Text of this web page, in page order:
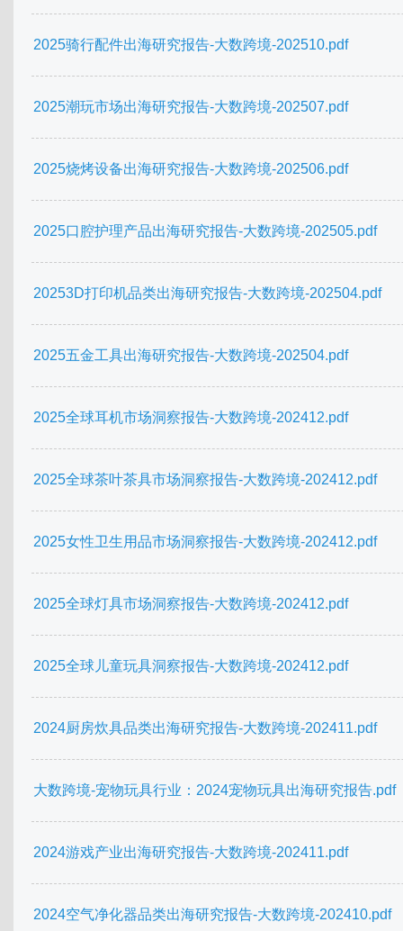
2025骑行配件出海研究报告-大数跨境-202510.pdf
2025潮玩市场出海研究报告-大数跨境-202507.pdf
2025烧烤设备出海研究报告-大数跨境-202506.pdf
2025口腔护理产品出海研究报告-大数跨境-202505.pdf
20253D打印机品类出海研究报告-大数跨境-202504.pdf
2025五金工具出海研究报告-大数跨境-202504.pdf
2025全球耳机市场洞察报告-大数跨境-202412.pdf
2025全球茶叶茶具市场洞察报告-大数跨境-202412.pdf
2025女性卫生用品市场洞察报告-大数跨境-202412.pdf
2025全球灯具市场洞察报告-大数跨境-202412.pdf
2025全球儿童玩具洞察报告-大数跨境-202412.pdf
2024厨房炊具品类出海研究报告-大数跨境-202411.pdf
大数跨境-宠物玩具行业：2024宠物玩具出海研究报告.pdf
2024游戏产业出海研究报告-大数跨境-202411.pdf
2024空气净化器品类出海研究报告-大数跨境-202410.pdf